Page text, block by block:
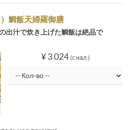
鯛飯天婦羅御膳
出汁で炊き上げた鯛飯は絶品で
¥ 3 024 (с нал.)